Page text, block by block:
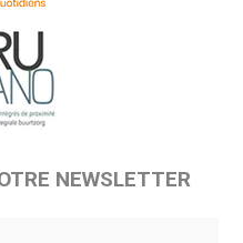
NEWSLETTER